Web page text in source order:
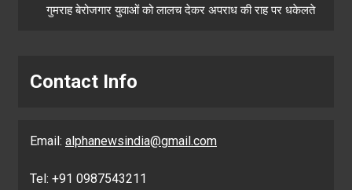
गुमराह बेरोजगार युवाओं को लालच देकर अपराध की राह पर धकेलते
Contact Info
Email: alphanewsindia@gmail.com
Tel: +91 0987543211